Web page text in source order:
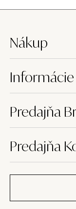
Nákup
Informácie
Predajňa
Predajňa